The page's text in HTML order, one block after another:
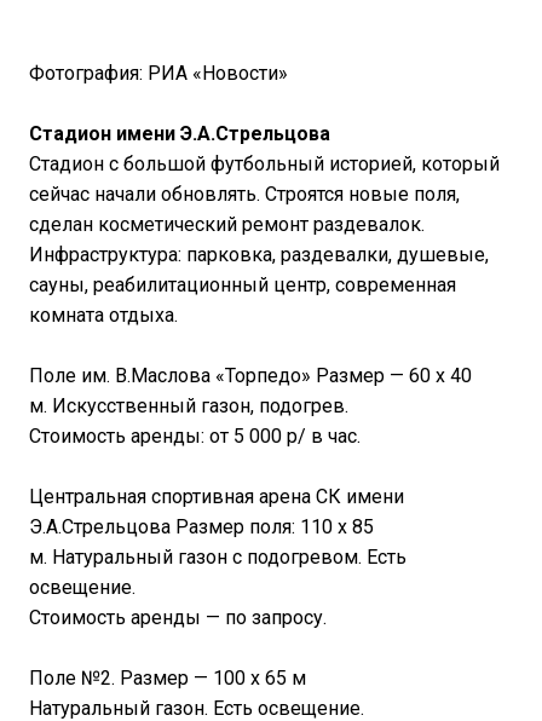
Фотография: РИА «Новости»
Стадион имени Э.А.Стрельцова
Стадион с большой футбольный историей, который
сейчас начали обновлять. Строятся новые поля,
сделан косметический ремонт раздевалок.
Инфраструктура: парковка, раздевалки, душевые,
сауны, реабилитационный центр, современная
комната отдыха.
Поле им. В.Маслова «Торпедо» Размер — 60 х 40
м. Искусственный газон, подогрев.
Стоимость аренды: от 5 000 р/ в час.
Центральная спортивная арена СК имени
Э.А.Стрельцова Размер поля: 110 х 85
м. Натуральный газон с подогревом. Есть
освещение.
Стоимость аренды — по запросу.
Поле №2. Размер — 100 х 65 м
Натуральный газон. Есть освещение.